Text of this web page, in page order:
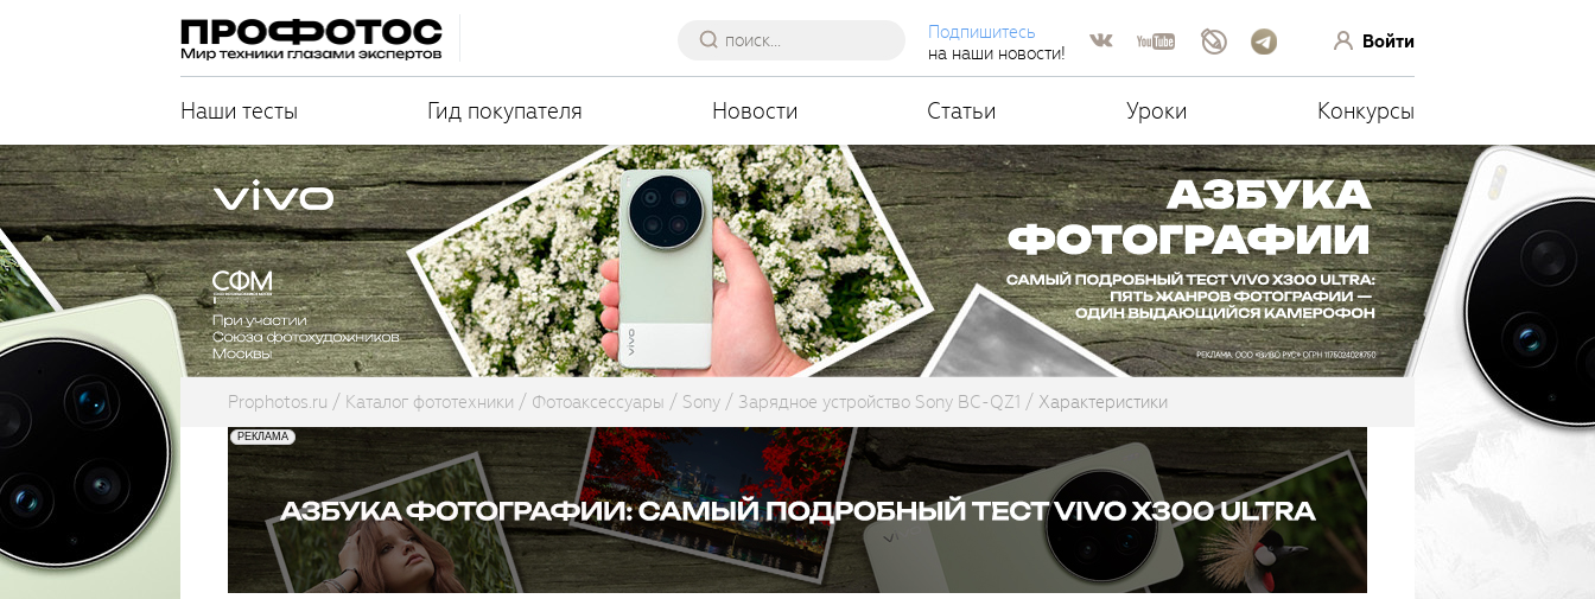
Подпишитесь
на наши новости!
Войти
Наши тесты Гид покупателя Новости Статьи Уроки Конкурсы
Prophotos.ru Каталог фототехники Фотоаксессуары Sony Зарядное устройство Sony BC-QZ1 Характеристики